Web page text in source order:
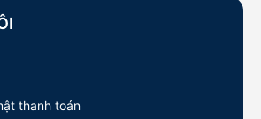
thanh toán